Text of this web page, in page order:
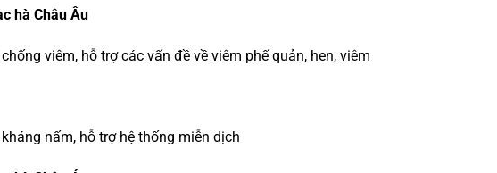
hà Châu Âu
viêm, hỗ trợ các vấn đề về viêm phế quản, hen, viêm
nấm, hỗ trợ hệ thống miễn dịch